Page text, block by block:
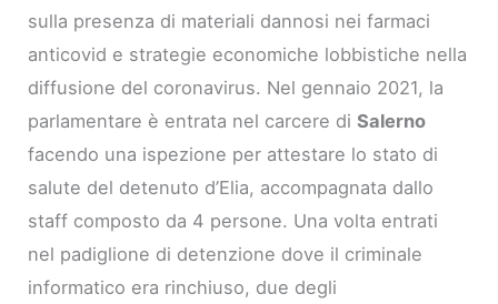
sulla presenza di materiali dannosi nei farmaci
anticovid e strategie economiche lobbistiche nella
diffusione del coronavirus. Nel gennaio 2021, la
parlamentare è entrata nel carcere diSalerno
facendo una ispezione per attestare lo stato di
salute del detenuto d’Elia, accompagnata dallo
staff composto da 4 persone. Una volta entrati
nel padiglione di detenzione dove il criminale
informatico era rinchiuso, due degli